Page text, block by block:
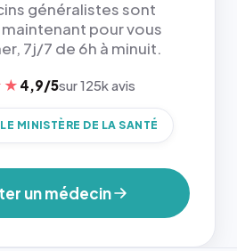
généralistes sont
pour vous
7j/7 de 6h à minuit.
4,9/5sur 125k avis
MINISTÈRE DE LA SANTÉ
un médecin